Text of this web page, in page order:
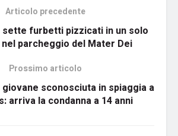
Articolo precedente
sette furbetti pizzicati in un solo
parcheggio del Mater Dei
Prossimo articolo
sconosciuta in spiaggia a
arriva la condanna a 14 anni